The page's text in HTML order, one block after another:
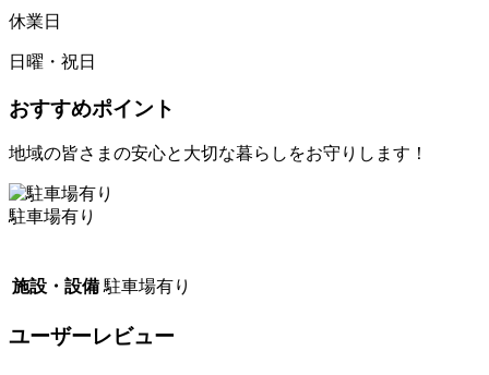
休業日
日曜・祝日
おすすめポイント
地域の皆さまの安心と大切な暮らしをお守りします！
駐車場有り
施設・設備 駐車場有り
ユーザーレビュー